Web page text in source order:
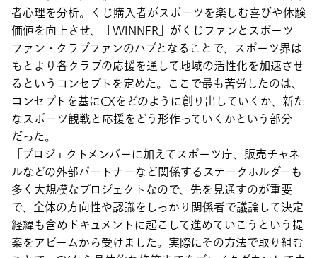
者心理を分析。くじ購入者がスポーツを楽しむ喜びや体験
価値を向上させ、「WINNER」がくじファンとスポーツ
ファン・クラブファンのハブとなることで、スポーツ界は
もとより各クラブの応援を通して地域の活性化を加速させ
るというコンセプトを定めた。ここで最も苦労したのは、
コンセプトを基にCXをどのように創り出していくか、新た
なスポーツ観戦と応援をどう形作っていくかという部分
だった。
「プロジェクトメンバーに加えてスポーツ庁、販売チャネ
ルなどの外部パートナーなど関係するステークホルダーも
多く大規模なプロジェクトなので、先を見通すのが重要
で、全体の方向性や認識をしっかり関係者で議論して決定
経緯も含めドキュメントに起こして進めていこうという提
案をアビームから受けました。実際にその方法で取り組む